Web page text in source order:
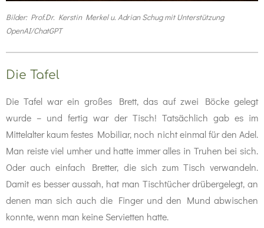
Bilder: Prof.Dr. Kerstin Merkel u. Adrian Schug mit Unterstützung
OpenAI/ChatGPT
Die Tafel
Die Tafel war ein großes Brett, das auf zwei Böcke gelegt
wurde – und fertig war der Tisch! Tatsächlich gab es im
Mittelalter kaum festes Mobiliar, noch nicht einmal für den Adel.
Man reiste viel umher und hatte immer alles in Truhen bei sich.
Oder auch einfach Bretter, die sich zum Tisch verwandeln.
Damit es besser aussah, hat man Tischtücher drübergelegt, an
denen man sich auch die Finger und den Mund abwischen
konnte, wenn man keine Servietten hatte.